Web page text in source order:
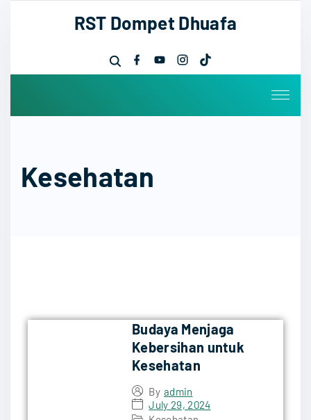
RST Dompet Dhuafa
Kesehatan
Budaya Menjaga
Kebersihan untuk
Kesehatan
By admin
July 29, 2024